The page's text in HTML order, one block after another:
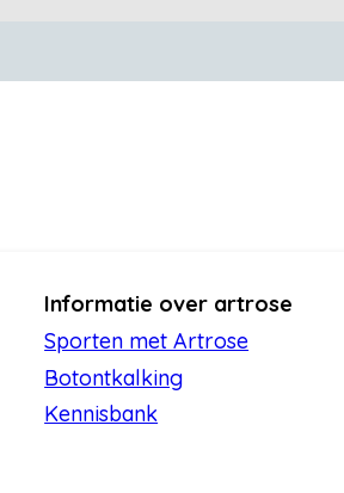
Informatie over artrose
Sporten met Artrose
Botontkalking
Kennisbank